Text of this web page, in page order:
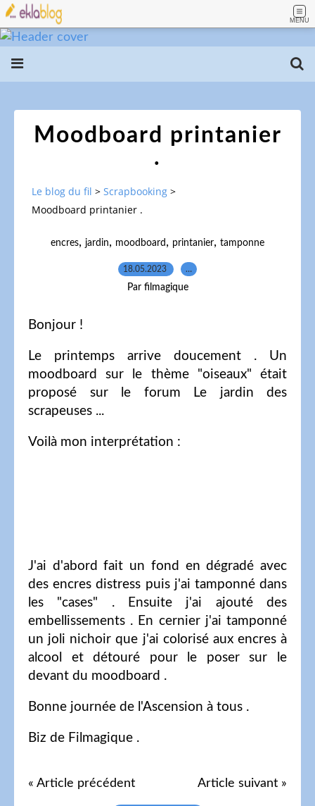
MENU
Moodboard printanier
.
Le blog du fil > Scrapbooking >
Moodboard printanier .
encres, jardin, moodboard , printanier, tamponne
18.05.2023 …
Par filmagique
Bonjour !
Le printemps arrive doucement . Un
moodboard sur le thème "oiseaux" était
proposé sur le forum Le jardin des
scrapeuses ...
Voilà mon interprétation :
J'ai d'abord fait un fond en dégradé avec
des encres distress puis j'ai tamponné dans
les "cases" . Ensuite j'ai ajouté des
embellissements . En cernier j'ai tamponné
un joli nichoir que j'ai colorisé aux encres à
alcool et détouré pour le poser sur le
devant du moodboard .
Bonne journée de l'Ascension à tous .
Biz de Filmagique .
« Article précédent Article suivant »